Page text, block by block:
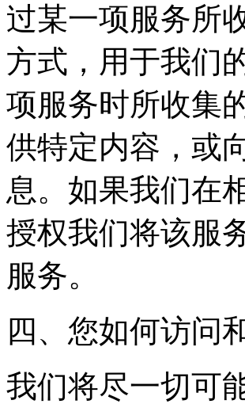
过某一项服务所
方式，用于我们
项服务时所收集
供特定内容，或
息。如果我们在
授权我们将该服
服务。
四、您如何访问
我们将尽一切可